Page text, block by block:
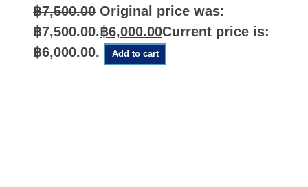
฿7,500.00 Original price was:
฿7,500.00.฿6,000.00Current price is:
฿6,000.00.
Add to cart